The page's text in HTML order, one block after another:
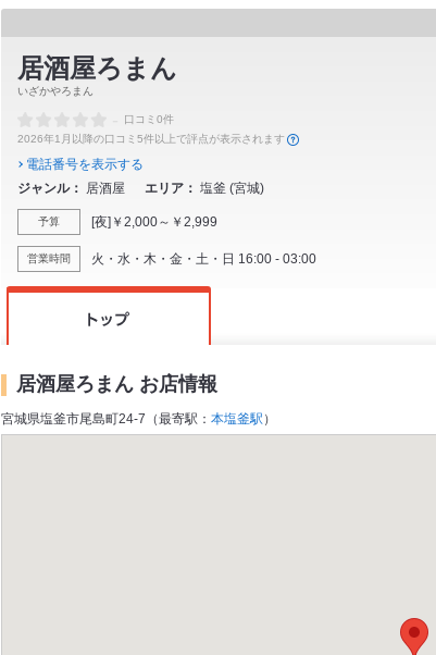
居酒屋ろまん
いざかやろまん
口コミ0件
2026年1月以降の口コミ5件以上で評点が表示されます
電話番号を表示する
ジャンル
居酒屋 エリア 塩釜 (宮城)
予算 [夜]￥2,000～￥2,999
営業時間 火・水・木・金・土・日 16:00 - 03:00
居酒屋ろまん お店情報
宮城県塩釜市尾島町24-7（最寄駅： 本塩釜駅 ）